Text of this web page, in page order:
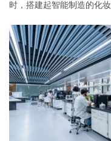
时，搭建起智能制造的化